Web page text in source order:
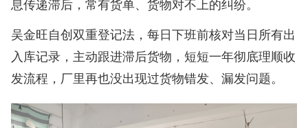
吴金旺自创双重登记法，每日下班前核对当日所有出
入库记录，主动跟进滞后货物，短短一年彻底理顺收
发流程，厂里再也没出现过货物错发、漏发问题。